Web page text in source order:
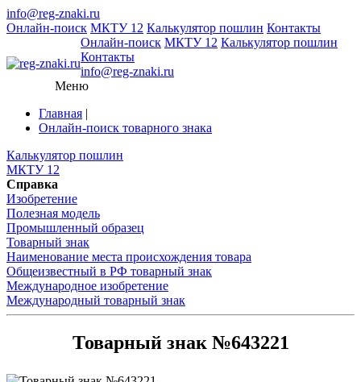
info@reg-znaki.ru
Онлайн-поиск МКТУ 12 Калькулятор пошлин Контакты
Онлайн-поиск МКТУ 12 Калькулятор пошлин
Контакты
info@reg-znaki.ru
Меню
Главная |
Онлайн-поиск товарного знака
Калькулятор пошлин
МКТУ 12
Справка
Изобретение
Полезная модель
Промышленный образец
Товарный знак
Наименование места происхождения товара
Общеизвестный в РФ товарный знак
Международное изобретение
Международный товарный знак
Товарный знак №643221